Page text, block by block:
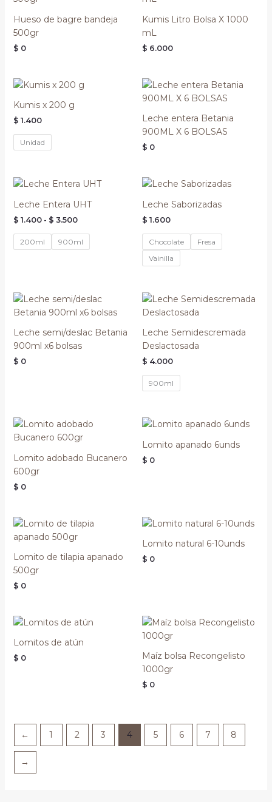
Hueso de bagre bandeja
500gr
$ 0
Kumis Litro Bolsa X 1000
mL
$ 6.000
Kumis x 200 g
$ 1.400
Unidad
Leche entera Betania
900ML X 6 BOLSAS
$ 0
Leche Entera UHT
$ 1.400 - $ 3.500
Rango
precios:
desde
$ 1.400
$ 3.500
200ml 900ml
Leche Saborizadas
$ 1.600
Chocolate
Fresa
Vainilla
Leche semi/deslac Betania
900ml x6 bolsas
$ 0
Leche Semidescremada
Deslactosada
$ 4.000
900ml
Lomito adobado Bucanero
600gr
$ 0
Lomito apanado 6unds
$ 0
Lomito de tilapia apanado
500gr
$ 0
Lomito natural 6-10unds
$ 0
Lomitos de atún
$ 0
Maíz bolsa Recongelisto
1000gr
$ 0
← 1 2 3 4 5 6 7 8
→